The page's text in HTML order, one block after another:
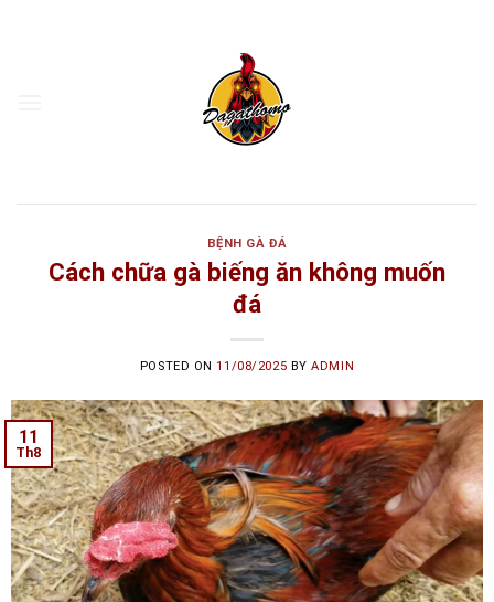
BỆNH GÀ ĐÁ
Cách chữa gà biếng ăn không muốn
đá
POSTED ON11/08/2025 BYADMIN
11
Th8